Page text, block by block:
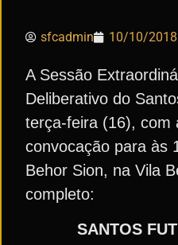
sfcadmin 10/10/2018
A Sessão
Deliberativo do
terça-feira (16), com
convocação para às
Behor Sion, na Vila
completo:
SANTOS